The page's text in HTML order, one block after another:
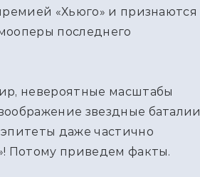
«Хьюго» и признаются
последнего
невероятные масштабы
звездные баталии
даже частично
Потому приведем факты.